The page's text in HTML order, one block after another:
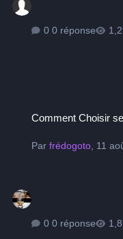
0 réponse
Comment Choisir
Parfrédogoto 11
0 réponse